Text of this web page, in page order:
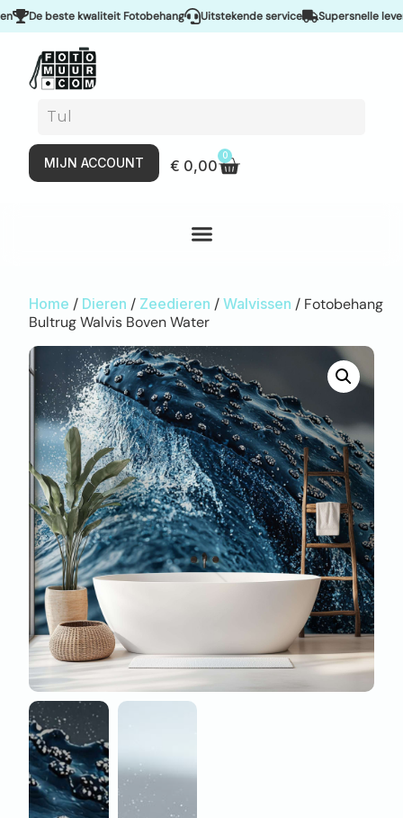
De beste kwaliteit Fotobehang Uitstekende service Supersnelle levering
MIJN ACCOUNT € 0,00
0
Home / Dieren / Zeedieren / Walvissen / Fotobehang
Bultrug Walvis Boven Water